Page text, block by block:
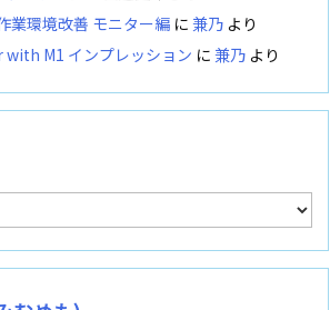
業環境改善 モニター編 に 兼乃 より
M1 インプレッション に 兼乃 より